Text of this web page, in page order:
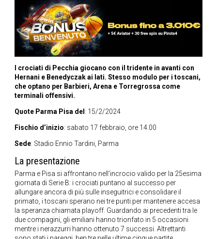
I crociati di Pecchia giocano con il tridente in avanti con
Hernani e Benedyczak ai lati. Stesso modulo per i toscani,
che optano per Barbieri, Arena e Torregrossa come
terminali offensivi.
Quote Parma Pisa del : 15/2/2024
Fischio d’inizio: sabato 17 febbraio, ore 14.00
Sede: Stadio Ennio Tardini, Parma
La presentazione
Parma e Pisa si affrontano nell’incrocio valido per la 25esima
giornata di Serie B: i crociati puntano al successo per
allungare ancora di più sulle inseguitrici e consolidare il
primato, i toscani sperano nei tre punti per mantenere accesa
la speranza chiamata playoff. Guardando ai precedenti tra le
due compagini, gli emiliani hanno trionfato in 5 occasioni
mentre i nerazzurri hanno ottenuto 7 successi. Altrettanti